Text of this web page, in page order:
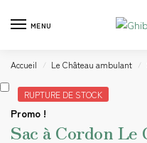
MENU
Accueil / Le Château ambulant /
RUPTURE DE STOCK
Promo !
Sac à Cordon Le